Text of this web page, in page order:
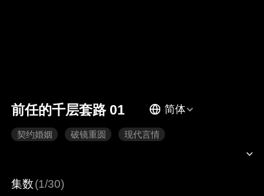
前任的千层套路 01 简体
契约婚姻 破镜重圆 现代言情
集数(1/30)